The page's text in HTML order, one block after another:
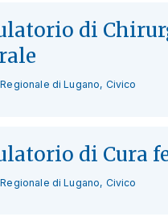
di
di Lugano, Civico
di Cura
di Lugano, Civico